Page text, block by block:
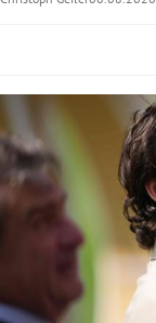
Untermenü
Untermenü